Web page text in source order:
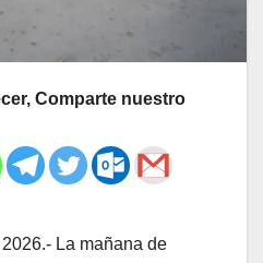
Comparte nuestro
La mañana de